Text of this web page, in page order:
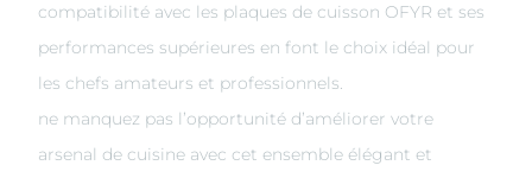
compatibilité avec les plaques de cuisson OFYR et ses
performances supérieures en font le choix idéal pour
les chefs amateurs et professionnels.
ne manquez pas l’opportunité d’améliorer votre
arsenal de cuisine avec cet ensemble élégant et